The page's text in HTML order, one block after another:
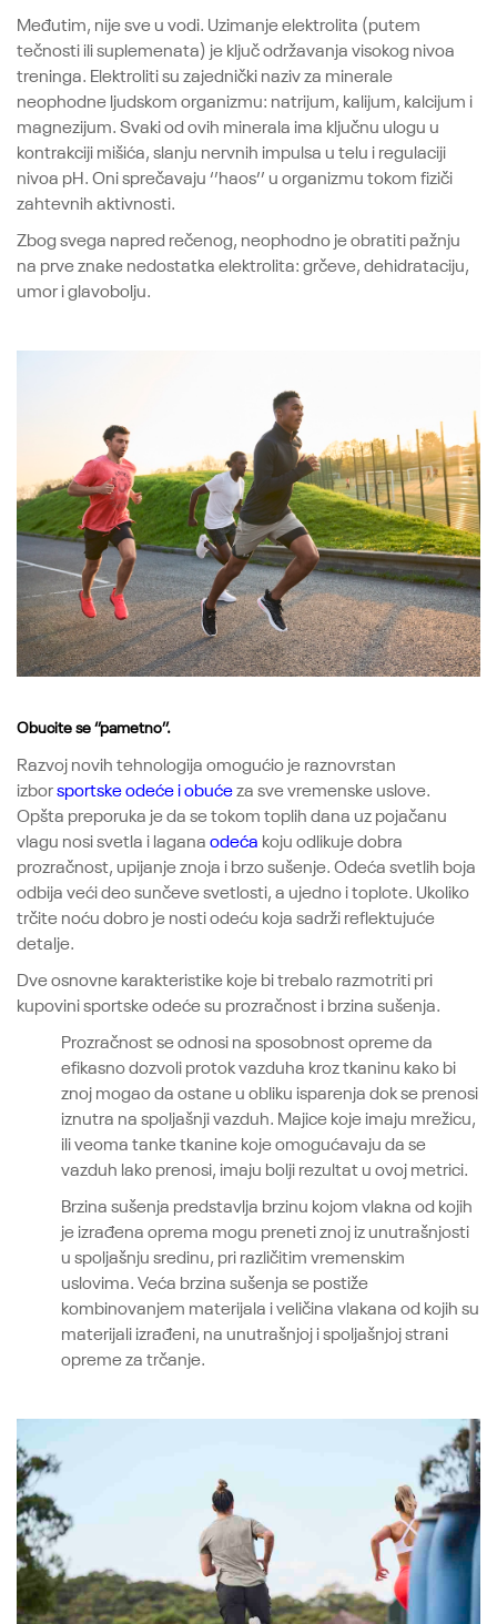
Međutim, nije sve u vodi. Uzimanje elektrolita (putem
tečnosti ili suplemenata) je ključ održavanja visokog nivoa
treninga. Elektroliti su zajednički naziv za minerale
neophodne ljudskom organizmu: natrijum, kalijum, kalcijum i
magnezijum. Svaki od ovih minerala ima ključnu ulogu u
kontrakciji mišića, slanju nervnih impulsa u telu i regulaciji
nivoa pH. Oni sprečavaju ‘’haos’’ u organizmu tokom fiziči
zahtevnih aktivnosti.
Zbog svega napred rečenog, neophodno je obratiti pažnju
na prve znake nedostatka elektrolita: grčeve, dehidrataciju,
umor i glavobolju.
Obucite se ‘’pametno’’.
Razvoj novih tehnologija omogućio je raznovrstan
izborsportske odeće i obućeza sve vremenske uslove.
Opšta preporuka je da se tokom toplih dana uz pojačanu
vlagu nosi svetla i laganaodeća koju odlikuje dobra
prozračnost, upijanje znoja i brzo sušenje. Odeća svetlih boja
odbija veći deo sunčeve svetlosti, a ujedno i toplote. Ukoliko
trčite noću dobro je nosti odeću koja sadrži reflektujuće
detalje.
Dve osnovne karakteristike koje bi trebalo razmotriti pri
kupovini sportske odeće su prozračnost i brzina sušenja.
Prozračnost se odnosi na sposobnost opreme da
efikasno dozvoli protok vazduha kroz tkaninu kako bi
znoj mogao da ostane u obliku isparenja dok se prenosi
iznutra na spoljašnji vazduh. Majice koje imaju mrežicu,
ili veoma tanke tkanine koje omogućavaju da se
vazduh lako prenosi, imaju bolji rezultat u ovoj metrici.
Brzina sušenja predstavlja brzinu kojom vlakna od kojih
je izrađena oprema mogu preneti znoj iz unutrašnjosti
u spoljašnju sredinu, pri različitim vremenskim
uslovima. Veća brzina sušenja se postiže
kombinovanjem materijala i veličina vlakana od kojih su
materijali izrađeni, na unutrašnjoj i spoljašnjoj strani
opreme za trčanje.